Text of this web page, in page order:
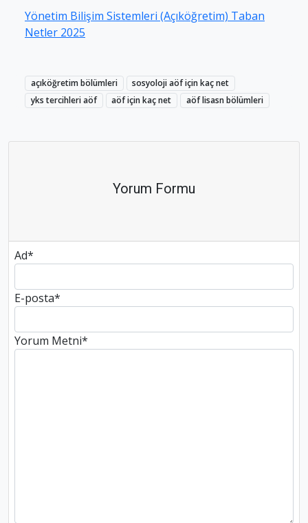
Yönetim Bilişim Sistemleri (Açıköğretim) Taban
Netler 2025
açıköğretim bölümleri
sosyoloji aöf için kaç net
yks tercihleri aöf
aöf için kaç net aöf lisasn bölümleri
Yorum Formu
Ad*
E-posta*
Yorum Metni*